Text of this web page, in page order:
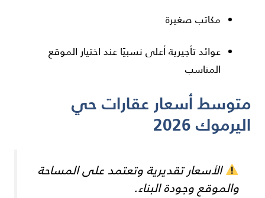
مكاتب صغيرة
عوائد تأجيرية أعلى نسبيًا عند اختيار الموقع
المناسب
متوسط أسعار عقارات حي
اليرموك 2026
الأسعار تقديرية وتعتمد على المساحة
والموقع وجودة البناء.